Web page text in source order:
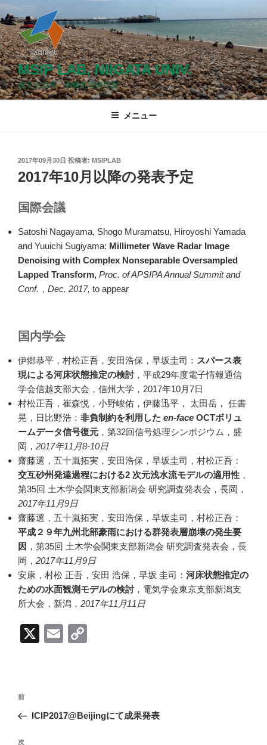
コ
ン
テ
ン
ツ
へ
ス
MSIP LAB, NIIGATA UNIV.
多次元信号・画像処理研究室
メニュー
投
稿
日:
2017年09月30日 投稿者: MSIPLAB
2017年10月以降の発表予定
国際会議
Satoshi Nagayama, Shogo Muramatsu, Hiroyoshi Yamada
and Yuuichi Sugiyama: Millimeter Wave Radar Image
Denoising with Complex Nonseparable Oversampled
Lapped Transform, Proc. of APSIPA Annual Summit and
Conf.，Dec. 2017, to appear
国内学会
伊郷恭平，村松正吾，安田浩保，早坂圭司： スパース表
現による河床状態推定の検討，平成29年度電子情報通信
学会信越支部大会，信州大学，2017年10月7日
村松正吾，崔森悦，小野峻佑，伊藤迅平， 太田岳， 任書
晃，日比野浩： 非負制約を利用した en-face OCTボリュ
ームデータ信号復元 ，第32回信号処理シンポジウム，盛
岡， 2017年11月8-10日
齋藤選，五十嵐拓実，安田浩保，早坂圭司，村松正吾：
交互砂州発達過程における2 次元浅水流モデルの適用性 ，
第35回 土木学会関東支部新潟会 研究調査発表会，長岡，
2017年11月9日
齋藤選，五十嵐拓実，安田浩保，早坂圭司，村松正吾：
平成２９年九州北部豪雨における群発表層崩壊の発生要
因 ，第35回 土木学会関東支部新潟会 研究調査発表会，長
岡， 2017年11月9日
安康，村松 正吾，安田 浩保，早坂 圭司： 河床状態推定の
ための水面観測モデルの検討，電気学会東京支部新潟支
所大会，新潟， 2017年11月11日
X
E
Li
投
ビ
前
の
稿
前
ICIP2017@Beijingにて成果発表
次